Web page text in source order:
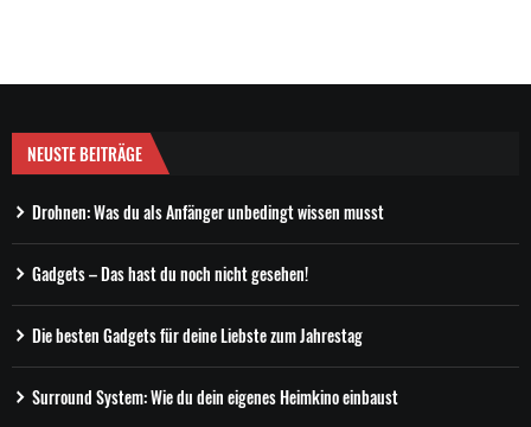
NEUSTE BEITRÄGE
Drohnen: Was du als Anfänger unbedingt wissen musst
Gadgets – Das hast du noch nicht gesehen!
Die besten Gadgets für deine Liebste zum Jahrestag
Surround System: Wie du dein eigenes Heimkino einbaust